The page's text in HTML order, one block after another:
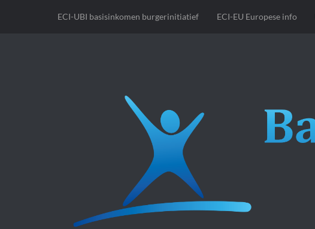
ECI-UBI basisinkomen burgerinitiatief ECI-EU Europese info